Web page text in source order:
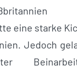
eine starke
Jedoch